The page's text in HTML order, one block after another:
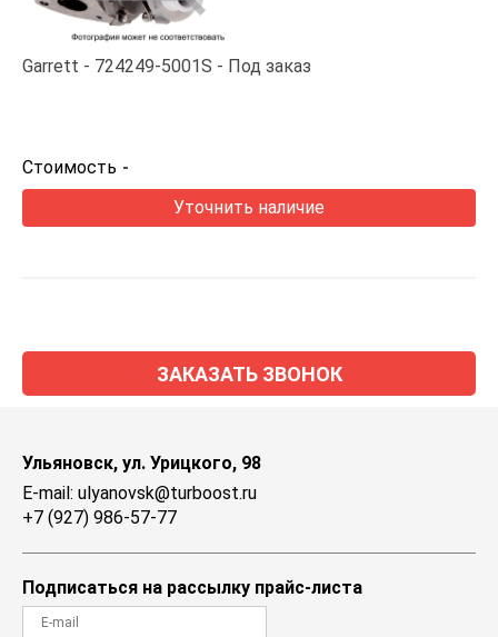
Garrett 724249-5001S Под заказ
Стоимость -
Уточнить наличие
ЗАКАЗАТЬ ЗВОНОК
Ульяновск, ул. Урицкого, 98
E-mail: ulyanovsk@turboost.ru
+7 (927) 986-57-77
Подписаться на рассылку прайс-листа